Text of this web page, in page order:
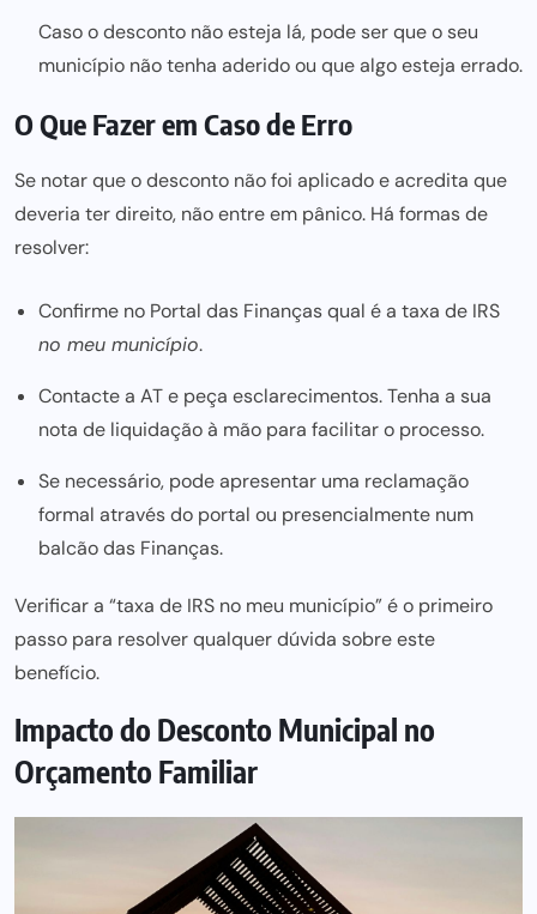
Caso o desconto não esteja lá, pode ser que o seu
município não tenha aderido ou que algo esteja errado.
O Que Fazer em Caso de Erro
Se notar que o desconto não foi aplicado e acredita que
deveria ter direito, não entre em pânico. Há formas de
resolver:
Confirme no Portal das Finanças qual é a taxa de IRS
no meu município.
Contacte a AT e peça esclarecimentos. Tenha a sua
nota de liquidação à mão para facilitar o processo.
Se necessário, pode apresentar uma reclamação
formal através do portal ou presencialmente num
balcão das Finanças.
Verificar a “taxa de IRS no meu município” é o primeiro
passo para resolver qualquer dúvida sobre este
benefício.
Impacto do Desconto Municipal no
Orçamento Familiar